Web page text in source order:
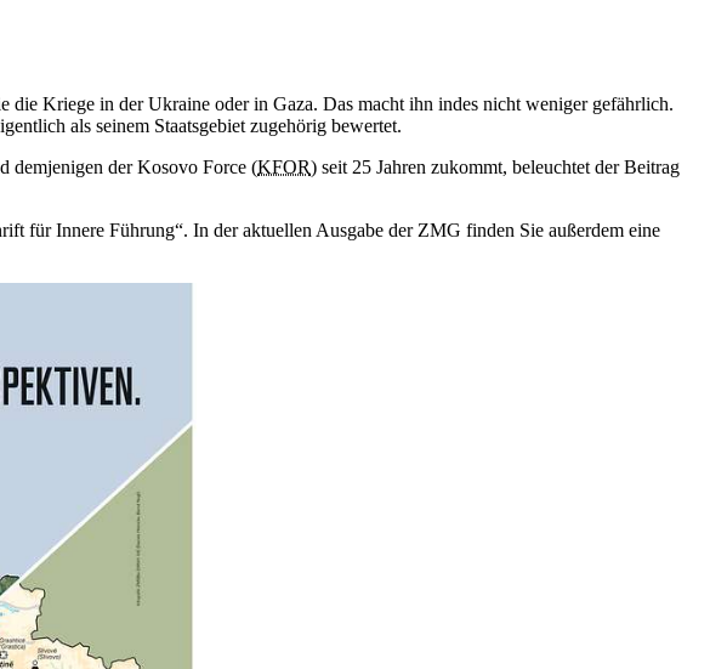
die Kriege in der Ukraine oderin Gaza. Das macht ihn indes nicht weniger gefährlich.
als seinem Staatsgebiet zugehörig bewertet.
demjenigen der Kosovo Force (KFOR) seit 25 Jahren zukommt, beleuchtet der Beitrag
für Innere Führung“. In der aktuellen Ausgabe der ZMG finden Sie außerdem eine